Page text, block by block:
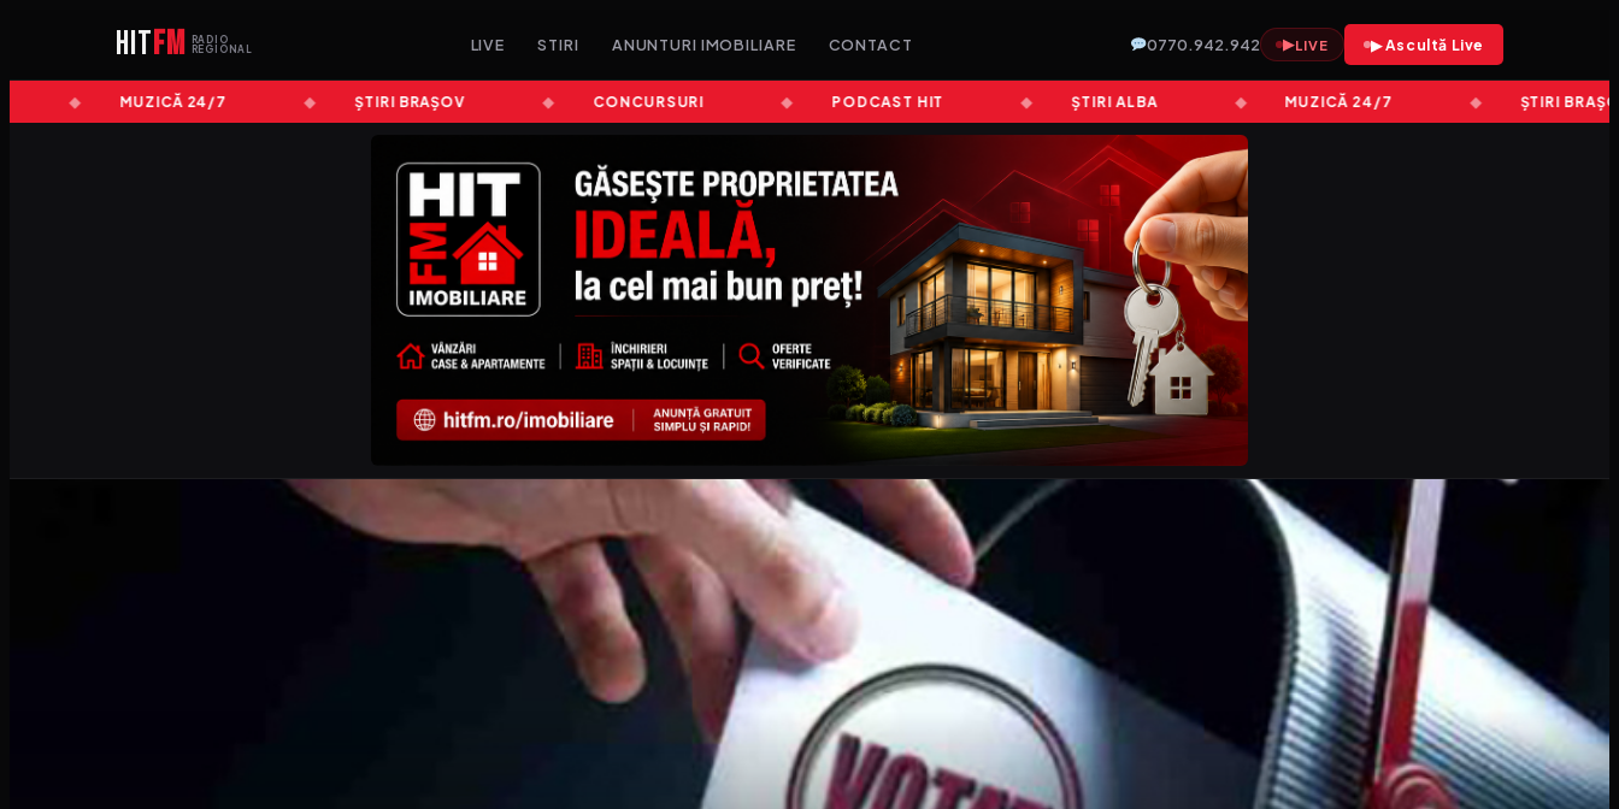
HITFM
RADIO
REGIONAL
LIVE STIRI ANUNTURI IMOBILIARE CONTACT 0770.942.942 ▶LIVE ▶ Ascultă Live
MUZICĂ 24/7 ȘTIRI BRAȘOV CONCURSURI PODCAST HIT ȘTIRI ALBA MUZICĂ 24/7 ȘTIRI BRAȘOV